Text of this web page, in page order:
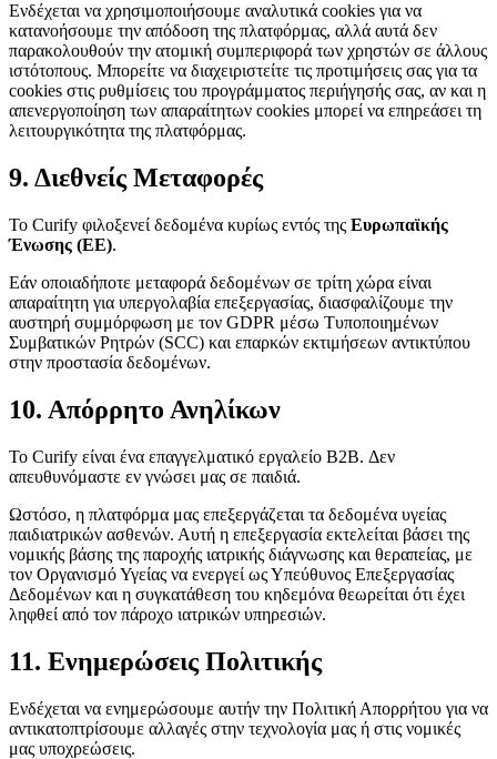
Ενδέχεται να χρησιμοποιήσουμε αναλυτικά cookies για να
κατανοήσουμε την απόδοση της πλατφόρμας, αλλά αυτά δεν
παρακολουθούν την ατομική συμπεριφορά των χρηστών σε άλλους
ιστότοπους. Μπορείτε να διαχειριστείτε τις προτιμήσεις σας για τα
cookies στις ρυθμίσεις του προγράμματος περιήγησής σας, αν και η
απενεργοποίηση των απαραίτητων cookies μπορεί να επηρεάσει τη
λειτουργικότητα της πλατφόρμας.
9. Διεθνείς Μεταφορές
Το Curify φιλοξενεί δεδομένα κυρίως εντός της Ευρωπαϊκής
Ένωσης (ΕΕ).
Εάν οποιαδήποτε μεταφορά δεδομένων σε τρίτη χώρα είναι
απαραίτητη για υπεργολαβία επεξεργασίας, διασφαλίζουμε την
αυστηρή συμμόρφωση με τον GDPR μέσω Τυποποιημένων
Συμβατικών Ρητρών (SCC) και επαρκών εκτιμήσεων αντικτύπου
στην προστασία δεδομένων.
10. Απόρρητο Ανηλίκων
Το Curify είναι ένα επαγγελματικό εργαλείο B2B. Δεν
απευθυνόμαστε εν γνώσει μας σε παιδιά.
Ωστόσο, η πλατφόρμα μας επεξεργάζεται τα δεδομένα υγείας
παιδιατρικών ασθενών. Αυτή η επεξεργασία εκτελείται βάσει της
νομικής βάσης της παροχής ιατρικής διάγνωσης και θεραπείας, με
τον Οργανισμό Υγείας να ενεργεί ως Υπεύθυνος Επεξεργασίας
Δεδομένων και η συγκατάθεση του κηδεμόνα θεωρείται ότι έχει
ληφθεί από τον πάροχο ιατρικών υπηρεσιών.
11. Ενημερώσεις Πολιτικής
Ενδέχεται να ενημερώσουμε αυτήν την Πολιτική Απορρήτου για να
αντικατοπτρίσουμε αλλαγές στην τεχνολογία μας ή στις νομικές
μας υποχρεώσεις.